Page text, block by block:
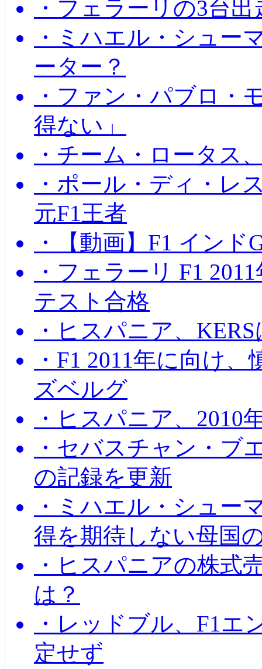
・フェラーリの3台
・ミハエル・シュー
ーター？
・ファン・パブロ・
得ない」
・チーム・ロータス
・ポール・ディ・レ
元F1王者
・【動画】F1 イン
・フェラーリ F1
テスト合格
・ヒスパニア、
・F1 2011年に向け
ズベルグ
・ヒスパニア、2010
・セバスチャン・ブ
の記録を更新
・ミハエル・シュー
得を期待しない母国
・ヒスパニアの株式
は？
・レッドブル、F1エ
定せず